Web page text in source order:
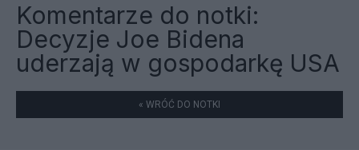
Komentarze do notki:
Decyzje Joe Bidena
uderzają w gospodarkę USA
« WRÓĆ DO NOTKI